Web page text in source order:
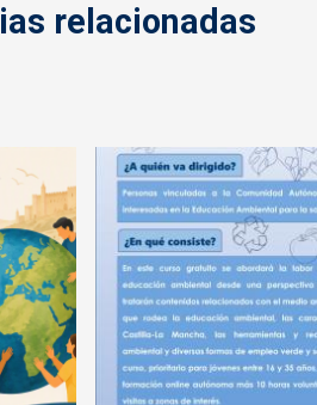
relacionadas